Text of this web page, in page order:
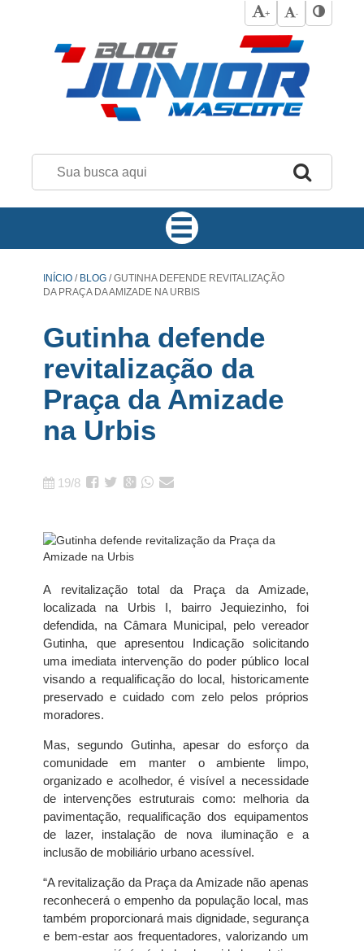
+ -
INÍCIO / BLOG /GUTINHA DEFENDE REVITALIZAÇÃO
DA PRAÇA DA AMIZADE NA URBIS
Gutinha defende
revitalização da
Praça da Amizade
na Urbis
19/8
A revitalização total da Praça da Amizade,
localizada na Urbis I, bairro Jequiezinho, foi
defendida, na Câmara Municipal, pelo vereador
Gutinha, que apresentou Indicação solicitando
uma imediata intervenção do poder público local
visando a requalificação do local, historicamente
preservado e cuidado com zelo pelos próprios
moradores.
Mas, segundo Gutinha, apesar do esforço da
comunidade em manter o ambiente limpo,
organizado e acolhedor, é visível a necessidade
de intervenções estruturais como: melhoria da
pavimentação, requalificação dos equipamentos
de lazer, instalação de nova iluminação e a
inclusão de mobiliário urbano acessível.
“A revitalização da Praça da Amizade não apenas
reconhecerá o empenho da população local, mas
também proporcionará mais dignidade, segurança
e bem-estar aos frequentadores, valorizando um